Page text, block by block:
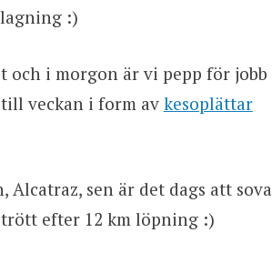
:)
och i morgon är vi pepp för jobb
veckan i form avkesoplättar
Alcatraz, sen är det dags att sova
efter 12 km löpning :)